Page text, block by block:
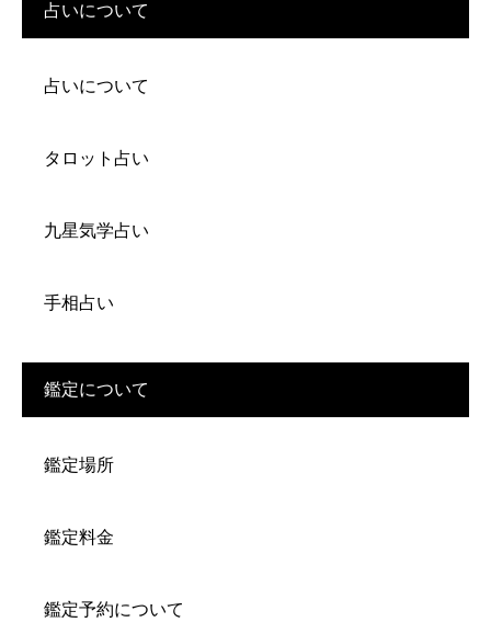
占いについて
占いについて
タロット占い
九星気学占い
手相占い
鑑定について
鑑定場所
鑑定料金
鑑定予約について